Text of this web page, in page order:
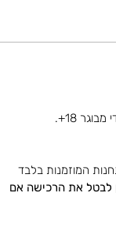
המוזמנות בלבד
לבטל את הרכישה אם